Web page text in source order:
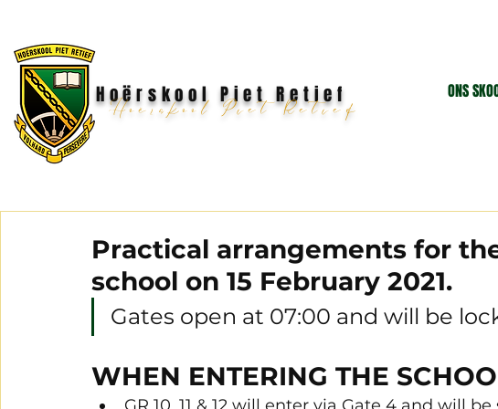
Hoërskool Piet Retief ONS
Hoërskool Piet Retief
Practical arrangements for
school on 15 February 2021.
Gates open at 07:00 and will be
WHEN ENTERING THE